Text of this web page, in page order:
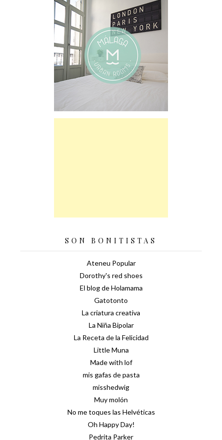
SON BONITISTAS
Ateneu Popular
Dorothy's red shoes
El blog de Holamama
Gatotonto
La criatura creativa
La Niña Bipolar
La Receta de la Felicidad
Little Muna
Made with lof
mis gafas de pasta
misshedwig
Muy molón
No me toques las Helvéticas
Oh Happy Day!
Pedrita Parker